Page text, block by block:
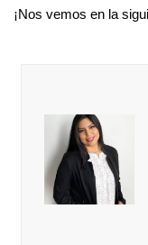
¡Nos vemos en la